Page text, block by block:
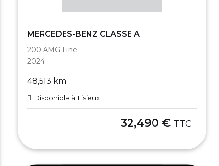
MERCEDES-BENZ CLASSE A
200 AMG Line
2024
48,513 km
Disponible à Lisieux
32,490 € TTC